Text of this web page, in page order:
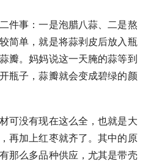
件事：一是泡腊八蒜、二是熬
简单，就是将蒜剥皮后放入瓶
瓣。妈妈说这一天腌的蒜等到
瓶子，蒜瓣就会变成碧绿的颜
可没有现在这么全，也就是大
再加上红枣就齐了。其中的原
那么多品种供应，尤其是带壳